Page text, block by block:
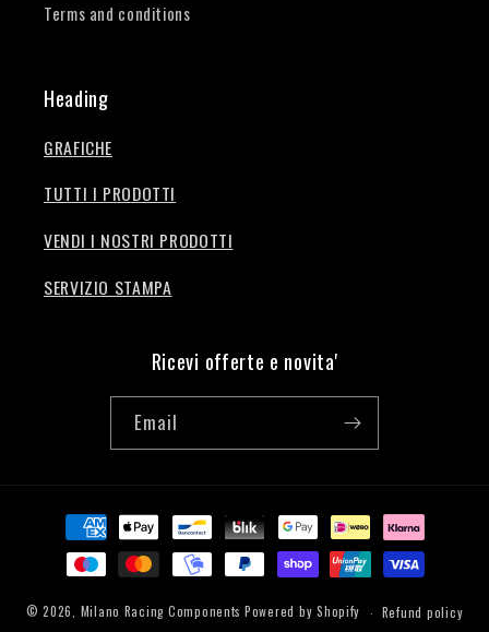
Terms and conditions
Heading
GRAFICHE
TUTTI I PRODOTTI
VENDI I NOSTRI PRODOTTI
SERVIZIO STAMPA
Ricevi offerte e novita'
Email
Payment
methods
© 2026, Milano Racing Components Powered by Shopify Refund policy